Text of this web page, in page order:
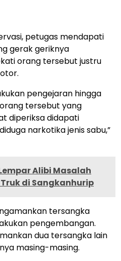
petugas mendapati
gerak geriknya
orang tersebut justru
pengejaran hingga
tersebut yang
diperiksa didapati
narkotika jenis sabu,”
Alibi Masalah
di Sangkanhurip
tersangka
pengembangan.
dua tersangka lain
masing-masing.